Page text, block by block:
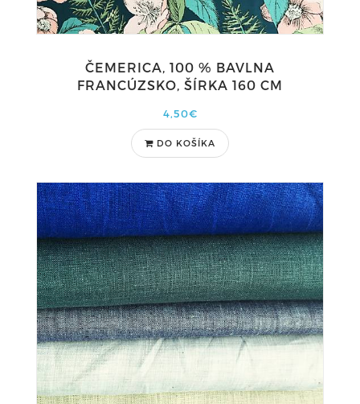
ČEMERICA, 100 % BAVLNA
FRANCÚZSKO, ŠÍRKA 160 CM
4,50€
DO KOŠÍKA